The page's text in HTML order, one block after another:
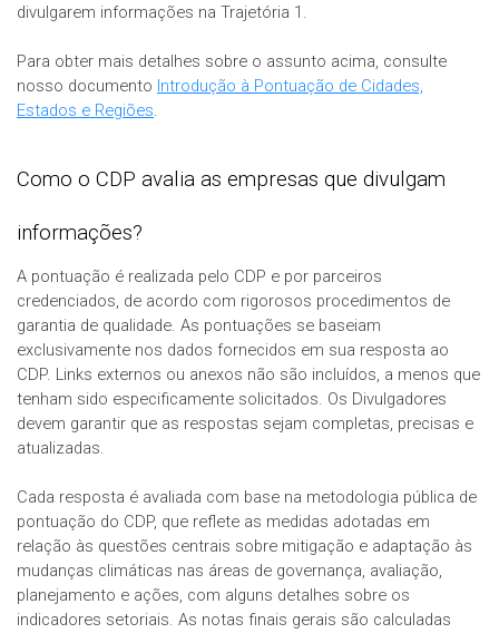
divulgarem informações na Trajetória 1.
Para obter mais detalhes sobre o assunto acima, consulte
nosso documento Introdução à Pontuação de Cidades,
Estados e Regiões
Como o CDP avalia as empresas que divulgam
informações?
A pontuação é realizada pelo CDP e por parceiros
credenciados, de acordo com rigorosos procedimentos de
garantia de qualidade. As pontuações se baseiam
exclusivamente nos dados fornecidos em sua resposta ao
CDP. Links externos ou anexos não são incluídos, a menos que
tenham sido especificamente solicitados. Os Divulgadores
devem garantir que as respostas sejam completas, precisas e
atualizadas.
Cada resposta é avaliada com base na metodologia pública de
pontuação do CDP, que reflete as medidas adotadas em
relação às questões centrais sobre mitigação e adaptação às
mudanças climáticas nas áreas de governança, avaliação,
planejamento e ações, com alguns detalhes sobre os
indicadores setoriais. As notas finais gerais são calculadas